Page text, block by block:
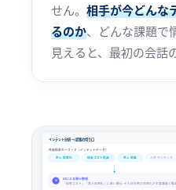
せん。 相手が今どんな
るのか、どんな課題で
見えると、最初の会話
インテント分析 → 提案の切り口
外部検索キーワード（インテントデータ）
求人 効率化 採用コスト削減 求人 掲載 人材 マッチング
AI
AIによる関心整理
「採用コスト」「求人効率化」に高い関心 → 人材採用の効率化が主要課題と推